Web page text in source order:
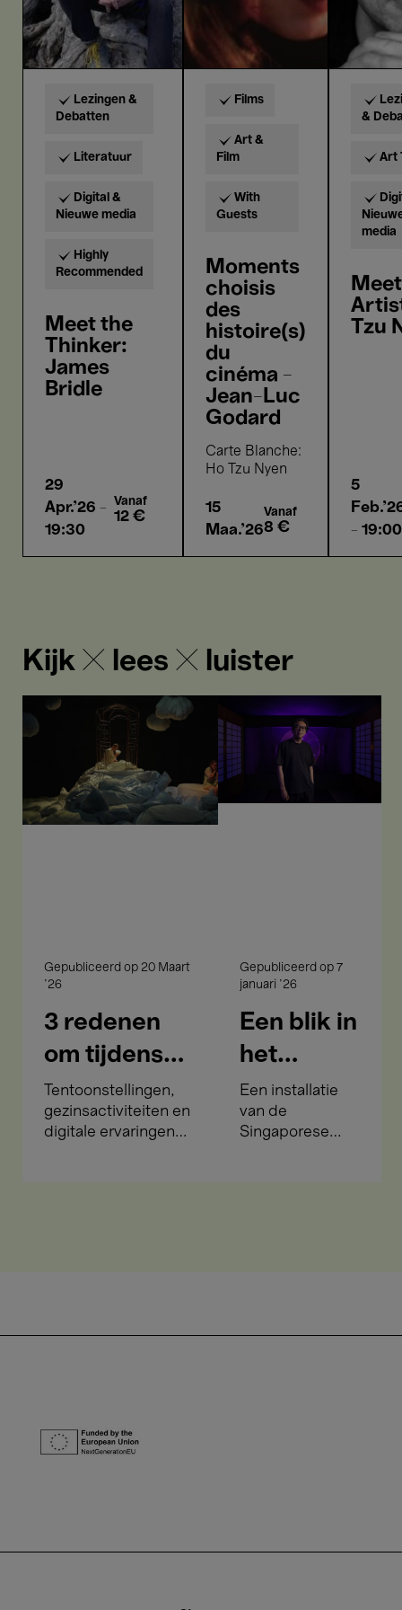
Lezingen &
Debatten
Literatuur
Digital &
Nieuwe media
Highly
Recommended
Meet the
Thinker:
James
Bridle
29
Apr.'26 -
19:30
Vanaf
12 €
Films
Art &
Film
With
Guests
Moments
choisis
des
histoire(s)
du
cinéma -
Jean-Luc
Godard
Carte Blanche:
Ho Tzu Nyen
15
Maa.'26
Vanaf
8 €
&
Art
media
Tzu
5
- 19:00
Kijk ✕ lees ✕ luister
redenen
om
paasvakantie
naar
Bozar
Gepubliceerd op 20 Maart
'26
3 redenen
om tijdens
de
paasvakantie
Tentoonstellingen,
gezinsactiviteiten en
digitale ervaringen
blik
in
het
universum
van
Ho
Gepubliceerd op 7
januari '26
Een blik in
het
universum
van Ho
Een installatie
van de
Singaporese